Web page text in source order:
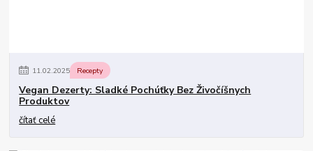
11.02.2025 Recepty
Vegan Dezerty: Sladké Pochúťky Bez Živočíšnych
Produktov
čítať celé